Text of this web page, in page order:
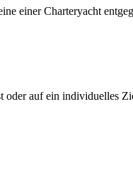
einer Charteryacht
auf ein individuelles